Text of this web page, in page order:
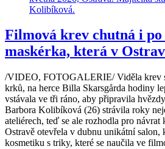
Filmová krev chutná i
maskérka, která v
/VIDEO, FOTOGALERIE/ Viděla krev
krků, na herce Billa Skarsgårda hodiny
vstávala ve tři ráno, aby připravila
Barbora Kolibíková (26) strávila roky
ateliérech, teď se ale rozhodla pro
Ostravě otevřela v dubnu unikátní salon,
kosmetiku s triky, které se naučila ve